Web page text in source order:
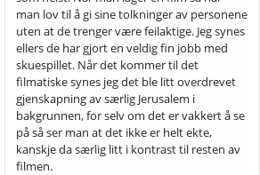
man lov til å gi sine tolkninger av personene
uten at de trenger være feilaktige. Jeg synes
ellers de har gjort en veldig fin jobb med
skuespillet. Når det kommer til det
filmatiske synes jeg det ble litt overdrevet
gjenskapning av særlig Jerusalem i
bakgrunnen, for selv om det er vakkert å se
på så ser man at det ikke er helt ekte,
kanskje da særlig litt i kontrast til resten av
filmen.